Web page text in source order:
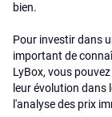
bien.
Pour investir dans
important de
LyBox, vous
leur évolution dans
l'analyse des prix